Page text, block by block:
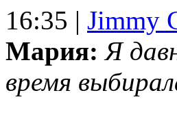
16:35 | Jimmy
Мария: Я
время